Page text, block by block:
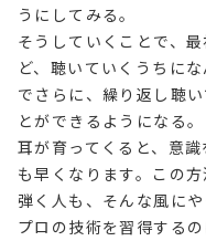
うにしてみる。
そうしていくことで、
ど、聴いていくうちに
でさらに、繰り返し聴
とができるようになる。
耳が育ってくると、意
も早くなります。この
弾く人も、そんな風に
プロの技術を習得する